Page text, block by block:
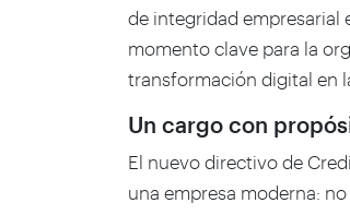
de integridad empresarial
momento clave para la
transformación digital en
Un cargo con
El nuevo directivo de
una empresa moderna: